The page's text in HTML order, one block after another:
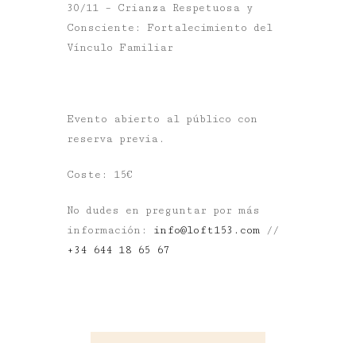
30/11 – Crianza Respetuosa y
Consciente: Fortalecimiento del
Vínculo Familiar
Evento abierto al público con
reserva previa.
Coste: 15€
No dudes en preguntar por más
información: info@loft153.com //
+34 644 18 65 67